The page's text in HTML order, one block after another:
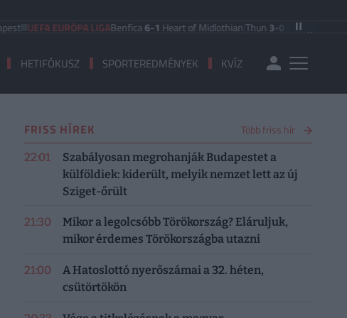
UEFA EURÓPA LIGABenfica6-1Heart of Midlothian|Thun3-0Vikingur Reykjavik
HETIFÓKUSZ SPORTEREDMÉNYEK KVÍZ
FRISS HÍREK Több friss hír
22:01
Szabályosan megrohanják Budapestet a
külföldiek: kiderült, melyik nemzet lett az új
Sziget-őrült
21:30
Mikor a legolcsóbb Törökország? Eláruljuk,
mikor érdemes Törökországba utazni
21:00
A Hatoslottó nyerőszámai a 32. héten,
csütörtökön